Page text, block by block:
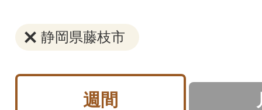
静岡県藤枝市
週間